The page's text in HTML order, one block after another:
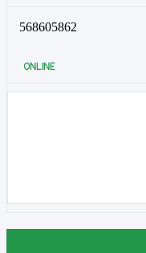
568605862
ONLINE